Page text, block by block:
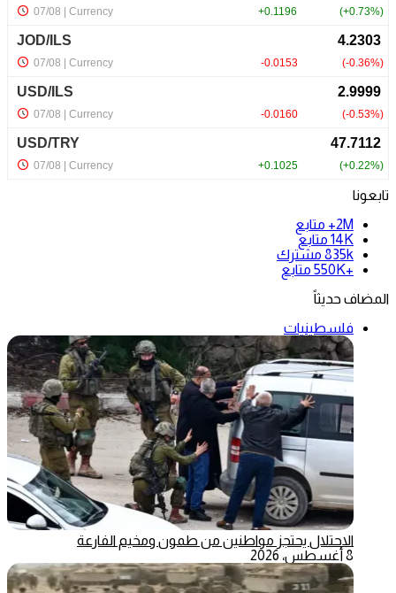
تابعونا
2M+
متابع
14K متابع
835k مشترك
+550K
متابع
المضاف حديثاً
فلسطينيات
الاحتلال يحتجز مواطنين من طمون ومخيم الفارعة
8 أغسطس، 2026